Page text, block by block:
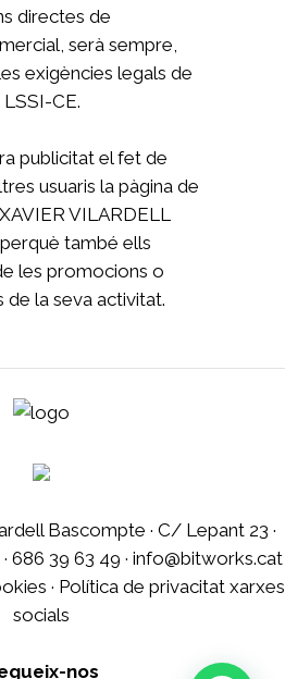
directes de
serà sempre,
exigències legals de
LSSI-CE.
publicitat el fet de
usuaris la pàgina de
VILARDELL
també ells
les promocions o
la seva activitat.
Bascompte · C/ Lepant 23 ·
686 39 63 49 · info@bitworks.cat
· Política de privacitat xarxes
socials
nos